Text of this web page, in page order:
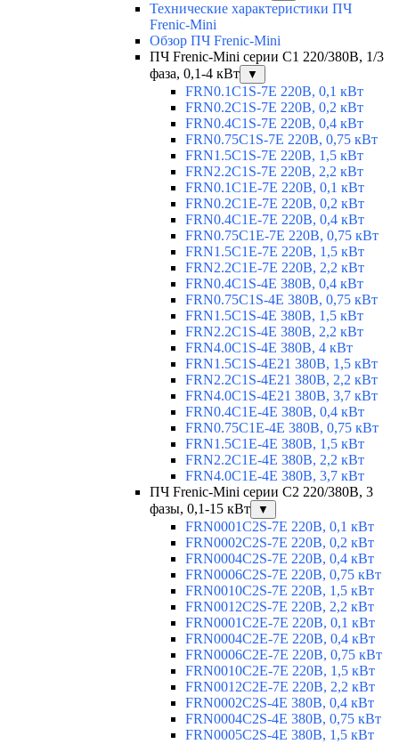
Технические характеристики ПЧ
Frenic-Mini
Обзор ПЧ Frenic-Mini
ПЧ Frenic-Mini серии C1 220/380В, 1/3
фаза, 0,1-4 кВт
▼
FRN0.1C1S-7E 220В, 0,1 кВт
FRN0.2C1S-7E 220В, 0,2 кВт
FRN0.4C1S-7E 220В, 0,4 кВт
FRN0.75C1S-7E 220В, 0,75 кВт
FRN1.5C1S-7E 220В, 1,5 кВт
FRN2.2C1S-7E 220В, 2,2 кВт
FRN0.1C1E-7E 220В, 0,1 кВт
FRN0.2C1E-7E 220В, 0,2 кВт
FRN0.4C1E-7E 220В, 0,4 кВт
FRN0.75C1E-7E 220В, 0,75 кВт
FRN1.5C1E-7E 220В, 1,5 кВт
FRN2.2C1E-7E 220В, 2,2 кВт
FRN0.4C1S-4E 380В, 0,4 кВт
FRN0.75C1S-4E 380В, 0,75 кВт
FRN1.5C1S-4E 380В, 1,5 кВт
FRN2.2C1S-4E 380В, 2,2 кВт
FRN4.0C1S-4E 380В, 4 кВт
FRN1.5C1S-4E21 380В, 1,5 кВт
FRN2.2C1S-4E21 380В, 2,2 кВт
FRN4.0C1S-4E21 380В, 3,7 кВт
FRN0.4C1E-4E 380В, 0,4 кВт
FRN0.75C1E-4E 380В, 0,75 кВт
FRN1.5C1E-4E 380В, 1,5 кВт
FRN2.2C1E-4E 380В, 2,2 кВт
FRN4.0C1E-4E 380В, 3,7 кВт
ПЧ Frenic-Mini серии С2 220/380В, 3
фазы, 0,1-15 кВт
▼
FRN0001C2S-7E 220В, 0,1 кВт
FRN0002C2S-7E 220В, 0,2 кВт
FRN0004C2S-7E 220В, 0,4 кВт
FRN0006C2S-7E 220В, 0,75 кВт
FRN0010C2S-7E 220В, 1,5 кВт
FRN0012C2S-7E 220В, 2,2 кВт
FRN0001C2E-7E 220В, 0,1 кВт
FRN0004C2E-7E 220В, 0,4 кВт
FRN0006C2E-7E 220В, 0,75 кВт
FRN0010C2E-7E 220В, 1,5 кВт
FRN0012C2E-7E 220В, 2,2 кВт
FRN0002C2S-4E 380В, 0,4 кВт
FRN0004C2S-4E 380В, 0,75 кВт
FRN0005C2S-4E 380В, 1,5 кВт